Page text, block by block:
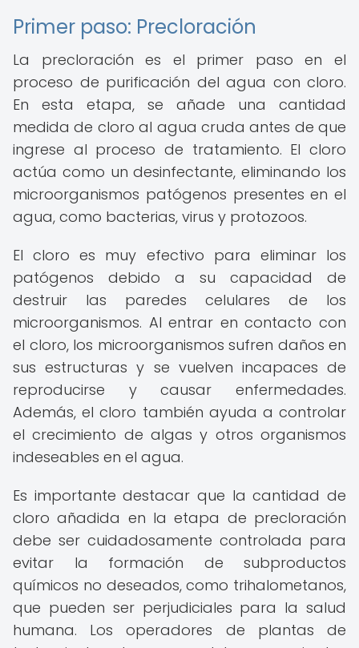
Primer paso: Precloración
La precloración es el primer paso en el
proceso de purificación del agua con cloro.
En esta etapa, se añade una cantidad
medida de cloro al agua cruda antes de que
ingrese al proceso de tratamiento. El cloro
actúa como un desinfectante, eliminando los
microorganismos patógenos presentes en el
agua, como bacterias, virus y protozoos.
El cloro es muy efectivo para eliminar los
patógenos debido a su capacidad de
destruir las paredes celulares de los
microorganismos. Al entrar en contacto con
el cloro, los microorganismos sufren daños en
sus estructuras y se vuelven incapaces de
reproducirse y causar enfermedades.
Además, el cloro también ayuda a controlar
el crecimiento de algas y otros organismos
indeseables en el agua.
Es importante destacar que la cantidad de
cloro añadida en la etapa de precloración
debe ser cuidadosamente controlada para
evitar la formación de subproductos
químicos no deseados, como trihalometanos,
que pueden ser perjudiciales para la salud
humana. Los operadores de plantas de